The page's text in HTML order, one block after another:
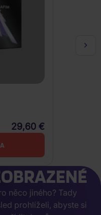
29,60 €
něco jiného? Tady
prohlíželi, abyste si